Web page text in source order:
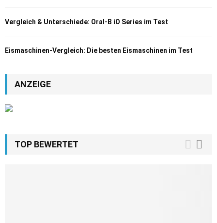
Vergleich & Unterschiede: Oral-B iO Series im Test
Eismaschinen-Vergleich: Die besten Eismaschinen im Test
ANZEIGE
TOP BEWERTET